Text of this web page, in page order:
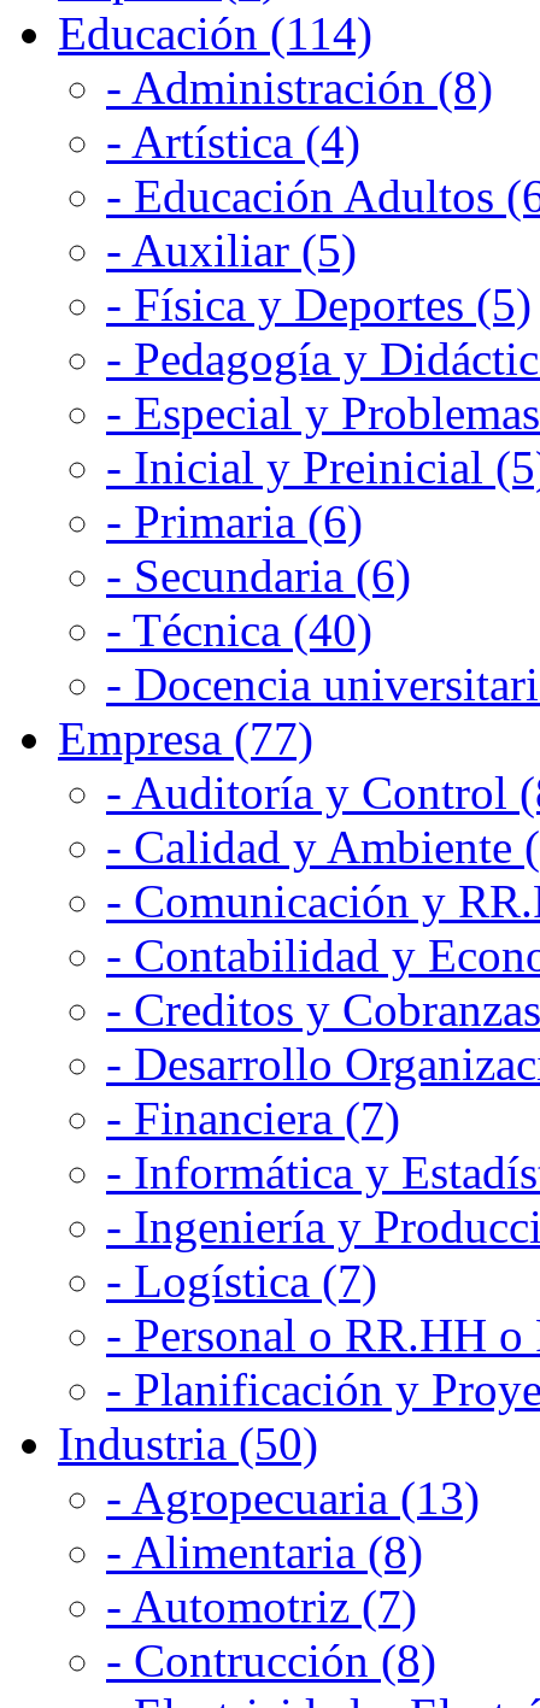
Educación (114)
- Administración (8)
- Artística (4)
- Educación Adultos
- Auxiliar (5)
- Física y Deportes (5)
- Pedagogía y
- Especial y
- Inicial y Preinicial
- Primaria (6)
- Secundaria (6)
- Técnica (40)
- Docencia
Empresa (77)
- Auditoría y Control
- Calidad y Ambiente
- Comunicación y
- Contabilidad y
- Creditos y
- Desarrollo
- Financiera (7)
- Informática y
- Ingeniería y
- Logística (7)
- Personal o RR.HH
- Planificación y
Industria (50)
- Agropecuaria (13)
- Alimentaria (8)
- Automotriz (7)
- Contrucción (8)